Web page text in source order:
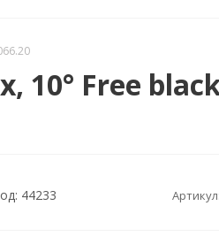
10° Free
44233 Артикул: